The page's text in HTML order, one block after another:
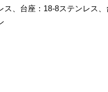
ス、台座：18-8ステンレス、